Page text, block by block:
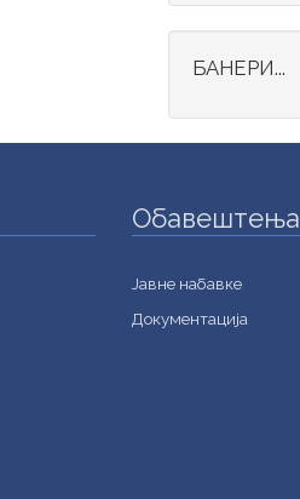
БАНЕРИ...
Обавештења
Jавне набавке
Документација